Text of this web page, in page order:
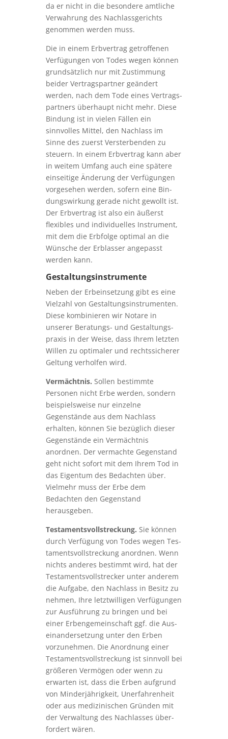
da er nicht in die besondere amtliche
Verwahrung des Nach­lass­gerichts
genommen werden muss.
Die in einem Erbvertrag getroffenen
Verfügungen von Todes wegen können
grundsätzlich nur mit Zustimmung
beider Vertragspartner geändert
werden, nach dem Tode eines Ver­trags­
part­ners überhaupt nicht mehr. Diese
Bindung ist in vielen Fällen ein
sinnvolles Mittel, den Nachlass im
Sinne des zuerst Ver­ster­ben­den zu
steuern. In einem Erbvertrag kann aber
in weitem Umfang auch eine spätere
einseitige Änderung der Verfügungen
vorgesehen werden, sofern eine Bin­
dungs­wir­kung gerade nicht gewollt ist.
Der Erbvertrag ist also ein äußerst
flexibles und individuelles Instrument,
mit dem die Erbfolge optimal an die
Wünsche der Erblasser angepasst
werden kann.
Gestaltungsinstrumente
Neben der Erbeinsetzung gibt es eine
Vielzahl von Gestal­tungs­instru­menten.
Diese kom­bi­nieren wir Notare in
unserer Beratungs- und Gestal­tungs­
praxis in der Weise, dass Ihrem letzten
Willen zu optimaler und rechtssicherer
Geltung verholfen wird.
Vermächtnis. Sollen bestimmte
Personen nicht Erbe werden, sondern
beispielsweise nur einzelne
Gegenstände aus dem Nachlass
erhalten, können Sie bezüglich dieser
Gegenstände ein Vermächtnis
anordnen. Der vermachte Gegenstand
geht nicht sofort mit dem Ihrem Tod in
das Eigentum des Bedachten über.
Vielmehr muss der Erbe dem
Bedachten den Gegenstand
herausgeben.
Tes­taments­voll­streckung. Sie können
durch Verfügung von Todes wegen Tes­
taments­voll­streckung anordnen. Wenn
nichts anderes bestimmt wird, hat der
Tes­taments­voll­strecker unter anderem
die Aufgabe, den Nachlass in Besitz zu
nehmen, Ihre letztwilligen Verfügungen
zur Ausführung zu bringen und bei
einer Erbengemeinschaft ggf. die Aus­
ein­ander­setzung unter den Erben
vorzunehmen. Die Anordnung einer
Testamentsvollstreckung ist sinnvoll bei
größeren Vermögen oder wenn zu
erwarten ist, dass die Erben aufgrund
von Minder­jährig­keit, Uner­fahren­heit
oder aus medizinischen Gründen mit
der Verwaltung des Nachlasses über­
for­dert wären.